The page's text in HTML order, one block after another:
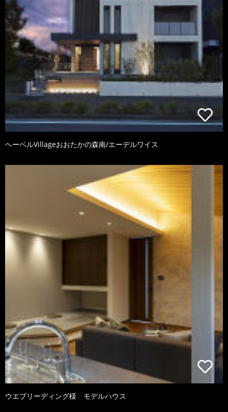
ヘーベルVillageおおたかの森南/エーデルワイス
ウエブリーディング様 モデルハウス